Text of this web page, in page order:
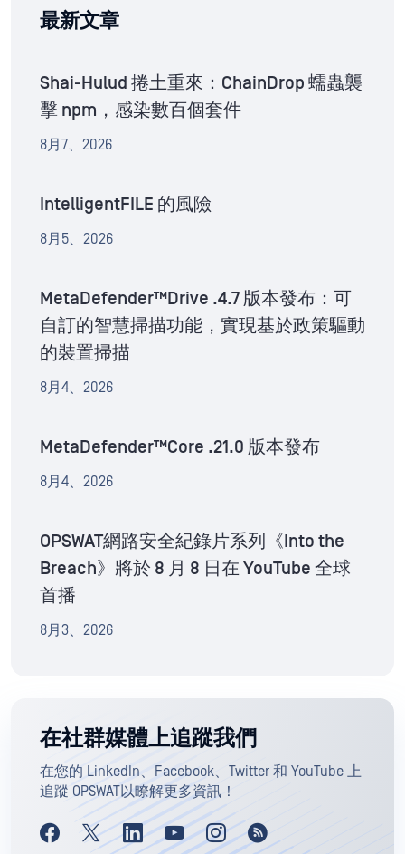
最新文章
Shai-Hulud 捲土重來：ChainDrop 蠕蟲襲
擊 npm，感染數百個套件
8月7、2026
IntelligentFILE 的風險
8月5、2026
MetaDefender™Drive .4.7 版本發布：可
自訂的智慧掃描功能，實現基於政策驅動
的裝置掃描
8月4、2026
MetaDefender™Core .21.0 版本發布
8月4、2026
OPSWAT網路安全紀錄片系列《Into the
Breach》將於 8 月 8 日在 YouTube 全球
首播
8月3、2026
在社群媒體上追蹤我們
在您的 LinkedIn、Facebook、Twitter 和 YouTube 上
追蹤 OPSWAT以瞭解更多資訊！